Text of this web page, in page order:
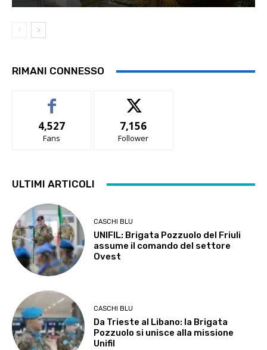
RIMANI CONNESSO
4,527
Fans
7,156
Follower
ULTIMI ARTICOLI
CASCHI BLU
UNIFIL: Brigata Pozzuolo del Friuli
assume il comando del settore
Ovest
CASCHI BLU
Da Trieste al Libano: la Brigata
Pozzuolo si unisce alla missione
Unifil